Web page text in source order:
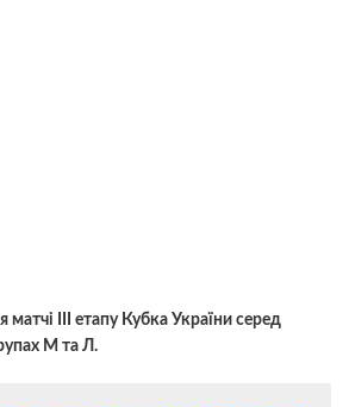
ІІІ етапу Кубка України серед
М та Л.